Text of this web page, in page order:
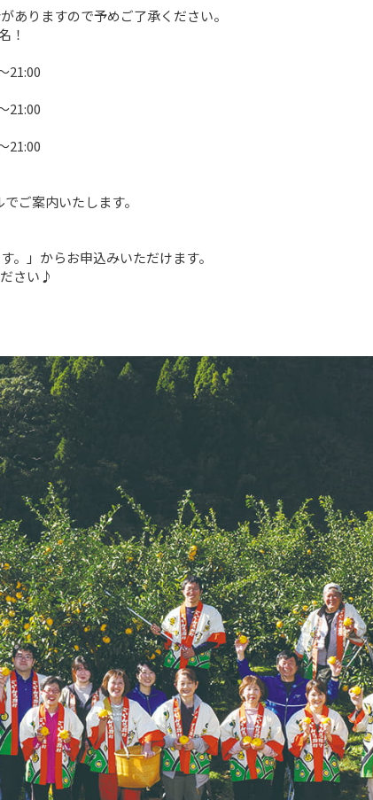
りますので予めご了承ください。
！
21:00
21:00
21:00
ご案内いたします。
。」からお申込みいただけます。
さい♪